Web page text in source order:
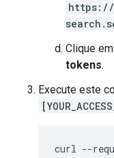
https://
Clique em
tokens.
Execute este
curl --